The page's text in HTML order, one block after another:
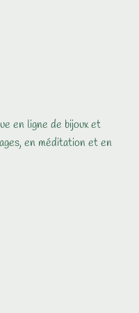
en ligne de bijoux et
en méditation et en